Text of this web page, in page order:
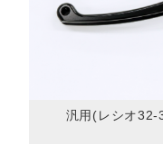
汎用(レシオ32-